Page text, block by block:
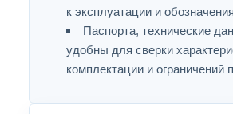
к эксплуатации и
Паспорта, технические
удобны для сверки
комплектации и ограничений